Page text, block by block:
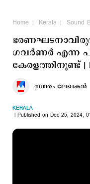
Home Kerala Sound
ഗവര്‍ണര്‍ എന്ന
കേരളത്തിനുണ്ട് |
സ്വന്തം ലേഖകൻ
KERALA
Published on Dec 25, 2024,